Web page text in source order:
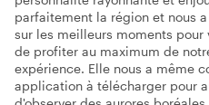
parfaitement la région et nous
sur les meilleurs moments
de profiter au maximum de
expérience. Elle nous a même
application à télécharger pour